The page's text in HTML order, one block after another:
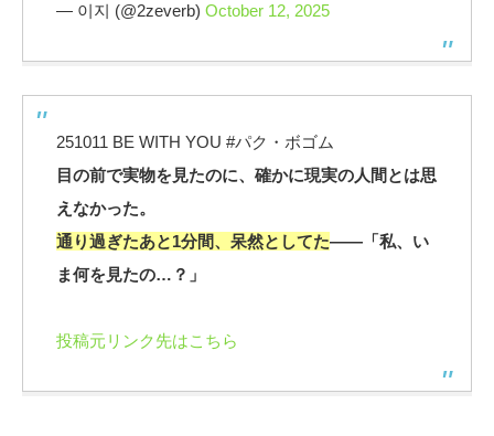
— 이지 (@2zeverb) October 12, 2025
251011 BE WITH YOU #パク・ボゴム
目の前で実物を見たのに、確かに現実の人間とは思
えなかった。
通り過ぎたあと1分間、呆然としてた——「私、い
ま何を見たの…？」
投稿元リンク先はこちら